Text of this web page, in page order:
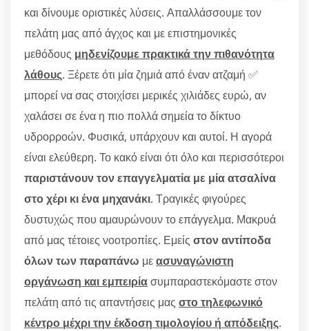
και δίνουμε οριστικές λύσεις. Απαλλάσσουμε τον
πελάτη μας από άγχος και με επιστημονικές
μεθόδους μηδενίζουμε πρακτικά την πιθανότητα
λάθους. Ξέρετε ότι μία ζημιά από έναν ατζαμή ✅
μπορεί να σας στοιχίσει μερικές χιλιάδες ευρώ, αν
χαλάσει σε ένα η πιο πολλά σημεία το δίκτυο
υδρορροών. Φυσικά, υπάρχουν και αυτοί. Η αγορά
είναι ελεύθερη. Το κακό είναι ότι όλο και περισσότεροι
παριστάνουν τον επαγγελματία με μία ατσαλίνα
στο χέρι κι ένα μηχανάκι. Τραγικές φιγούρες
δυστυχώς που αμαυρώνουν το επάγγελμα. Μακρυά
από μας τέτοιες νοοτροπίες. Εμείς στον αντίποδα
όλων των παραπάνω μεασυναγώνιστη
οργάνωση και εμπειρίασυμπαραστεκόμαστε στον
πελάτη από τις απαντήσεις μας στο τηλεφωνικό
κέντρο μέχρι την έκδοση τιμολογίου ή απόδειξης.